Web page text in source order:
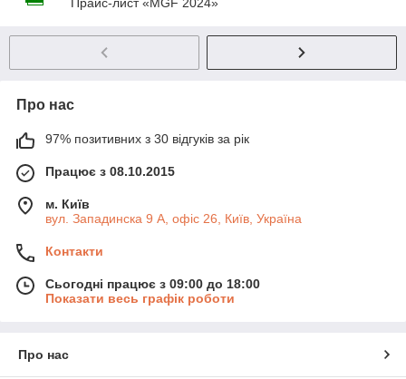
Про нас
97% позитивних з 30 відгуків за рік
Працює з 08.10.2015
м. Київ
вул. Западинска 9 А, офіс 26, Київ, Україна
Контакти
Сьогодні працює з 09:00 до 18:00
Показати весь графік роботи
Про нас